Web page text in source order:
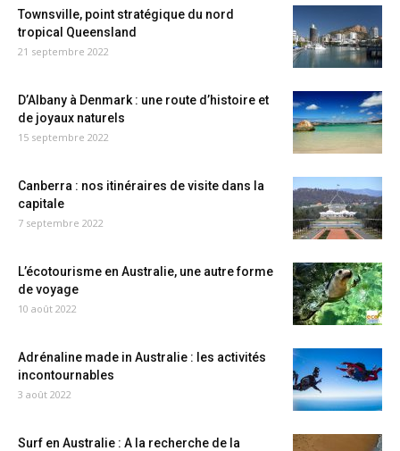
Townsville, point stratégique du nord
tropical Queensland
21 septembre 2022
D’Albany à Denmark : une route d’histoire et
de joyaux naturels
15 septembre 2022
Canberra : nos itinéraires de visite dans la
capitale
7 septembre 2022
L’écotourisme en Australie, une autre forme
de voyage
10 août 2022
Adrénaline made in Australie : les activités
incontournables
3 août 2022
Surf en Australie : A la recherche de la